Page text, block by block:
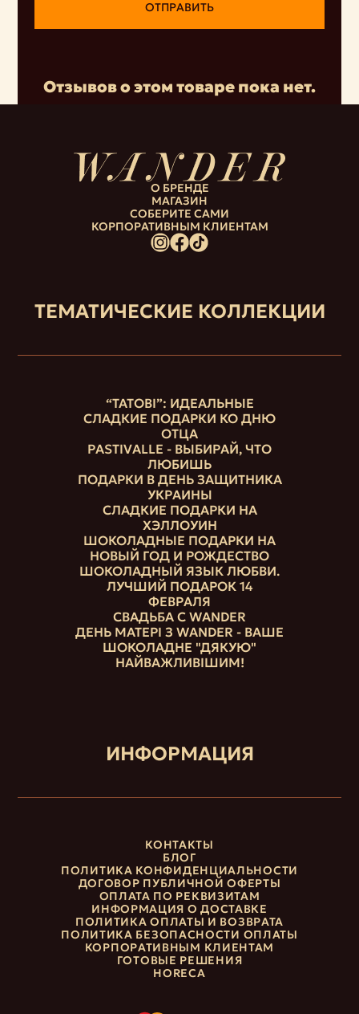
Отзывов о этом товаре пока нет.
ОТПРАВИТЬ
О БРЕНДЕ
МАГАЗИН
СОБЕРИТЕ САМИ
КОРПОРАТИВНЫМ КЛИЕНТАМ
ТЕМАТИЧЕСКИЕ КОЛЛЕКЦИИ
“ТАТОВІ”: ИДЕАЛЬНЫЕ
СЛАДКИЕ ПОДАРКИ КО ДНЮ
ОТЦА
PASTIVALLE - ВЫБИРАЙ, ЧТО
ЛЮБИШЬ
ПОДАРКИ В ДЕНЬ ЗАЩИТНИКА
УКРАИНЫ
СЛАДКИЕ ПОДАРКИ НА
ХЭЛЛОУИН
ШОКОЛАДНЫЕ ПОДАРКИ НА
НОВЫЙ ГОД И РОЖДЕСТВО
ШОКОЛАДНЫЙ ЯЗЫК ЛЮБВИ.
ЛУЧШИЙ ПОДАРОК 14
ФЕВРАЛЯ
СВАДЬБА С WANDER
ДЕНЬ МАТЕРІ З WANDER - ВАШЕ
ШОКОЛАДНЕ "ДЯКУЮ"
НАЙВАЖЛИВІШИМ!
ИНФОРМАЦИЯ
КОНТАКТЫ
БЛОГ
ПОЛИТИКА КОНФИДЕНЦИАЛЬНОСТИ
ДОГОВОР ПУБЛИЧНОЙ ОФЕРТЫ
ОПЛАТА ПО РЕКВИЗИТАМ
ИНФОРМАЦИЯ О ДОСТАВКЕ
ПОЛИТИКА ОПЛАТЫ И ВОЗВРАТА
ПОЛИТИКА БЕЗОПАСНОСТИ ОПЛАТЫ
КОРПОРАТИВНЫМ КЛИЕНТАМ
ГОТОВЫЕ РЕШЕНИЯ
HORECA